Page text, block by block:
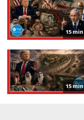
15 min
15 min